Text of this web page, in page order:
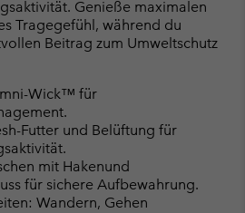
Genieße maximalen
Tragegefühl, während du
Beitrag zum Umweltschutz
Wick™ für
Futter und Belüftung für
mit Hakenund
für sichere Aufbewahrung.
Wandern, Gehen